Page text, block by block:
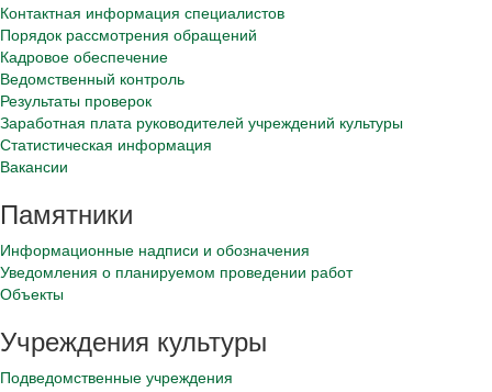
Контактная информация специалистов
Порядок рассмотрения обращений
Кадровое обеспечение
Ведомственный контроль
Результаты проверок
Заработная плата руководителей учреждений культуры
Статистическая информация
Вакансии
Памятники
Информационные надписи и обозначения
Уведомления о планируемом проведении работ
Объекты
Учреждения культуры
Подведомственные учреждения